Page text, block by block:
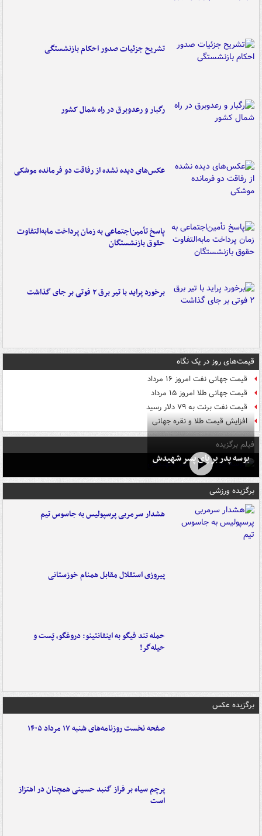
تشریح جزئیات صدور احکام بازنشستگی
رگبار و رعدوبرق در راه شمال کشور
عکس‌های دیده نشده از رفاقت دو فرمانده‌ موشکی
پاسخ تأمین‌اجتماعی به زمان پرداخت مابه‌التفاوت
حقوق بازنشستگان
برخورد پراید با تیر برق ۲ فوتی بر جای گذاشت
قیمت‌های روز در یک نگاه
قیمت جهانی نفت امروز ۱۶ مرداد
قیمت جهانی طلا امروز ۱۵ مرداد
قیمت نفت برنت به ۷۹ دلار رسید
افزایش قیمت طلا و نقره جهانی
فیلم برگزیده
بوسه‌ پدر بر پای پسر شهیدش
برگزیده ورزشی
هشدار سرمربی پرسپولیس به جاسوس تیم
پیروزی استقلال مقابل همنام خوزستانی
حمله تند فیگو به اینفانتینو: دروغگو، پَست‌ و
حیله‌گر!
برگزیده عکس
صفحه نخست روزنامه‌های شنبه ۱۷ مرداد ۱۴۰۵
پرچم سیاه بر فراز گنبد حسینی همچنان در اهتزاز
است